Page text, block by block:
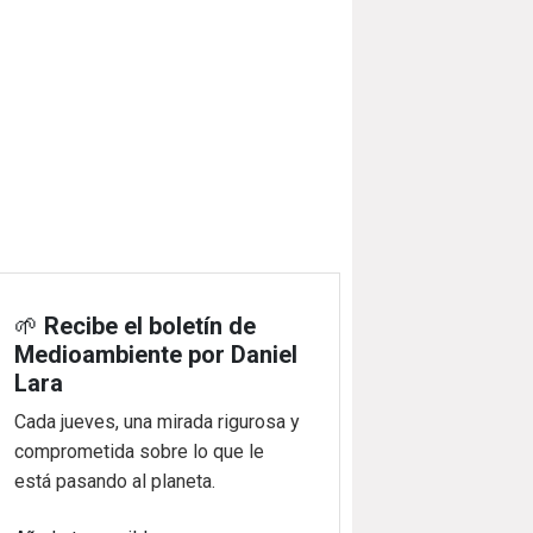
🌱 Recibe el boletín de
Medioambiente por Daniel
Lara
Cada jueves, una mirada rigurosa y
comprometida sobre lo que le
está pasando al planeta.